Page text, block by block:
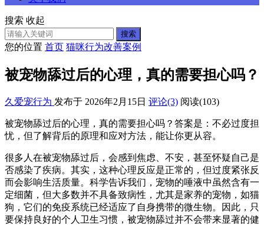
搜索 收起
搜索
您的位置 首页 猫咪行为改善案例
被宠物舔过后的心理，真的需要担心吗？
久爱宠行为 发布于 2026年2月15日 评论(3) 阅读(103)
被宠物舔过后的心理，真的需要担心吗？答案是：不必过度担
忧，但了解背后的原理和应对方法，能让你更从容。
很多人在被宠物舔过后，会感到焦虑、不安，甚至怀疑自己是
否感染了疾病。其实，这种心理反应是正常的，但过度紧张反
而会影响生活质量。科学告诉我们，宠物的唾液中虽然含有一
定细菌，但大多数并不具备致病性，尤其是家养的宠物，如猫
狗，它们的免疫系统已经适应了自身携带的微生物。因此，只
要保持良好的个人卫生习惯，被宠物舔过并不会带来显著的健